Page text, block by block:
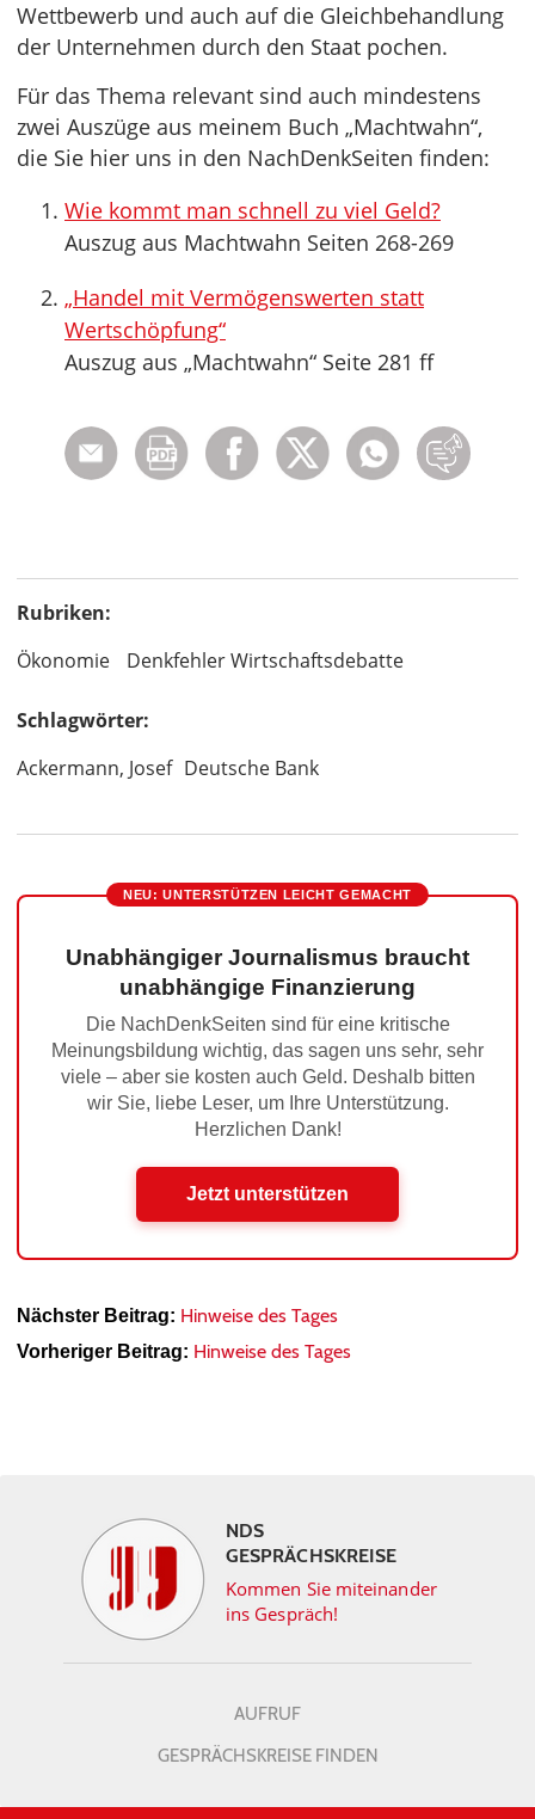
Wettbewerb und auch auf die Gleichbehandlung
der Unternehmen durch den Staat pochen.
Für das Thema relevant sind auch mindestens
zwei Auszüge aus meinem Buch „Machtwahn“,
die Sie hier uns in den NachDenkSeiten finden:
Wie kommt man schnell zu viel Geld?
Auszug aus Machtwahn Seiten 268-269
„Handel mit Vermögenswerten statt
Wertschöpfung“
Auszug aus „Machtwahn“ Seite 281 ff
Rubriken:
Ökonomie
Denkfehler Wirtschaftsdebatte
Schlagwörter:
Ackermann, Josef Deutsche Bank
NEU: UNTERSTÜTZEN LEICHT GEMACHT
Unabhängiger Journalismus braucht
unabhängige Finanzierung
Die NachDenkSeiten sind für eine kritische
Meinungsbildung wichtig, das sagen uns sehr, sehr
viele – aber sie kosten auch Geld. Deshalb bitten
wir Sie, liebe Leser, um Ihre Unterstützung.
Herzlichen Dank!
Jetzt unterstützen
Nächster Beitrag: Hinweise des Tages
Vorheriger Beitrag: Hinweise des Tages
NDS
GESPRÄCHSKREISE
Kommen Sie miteinander
ins Gespräch!
AUFRUF
GESPRÄCHSKREISE FINDEN